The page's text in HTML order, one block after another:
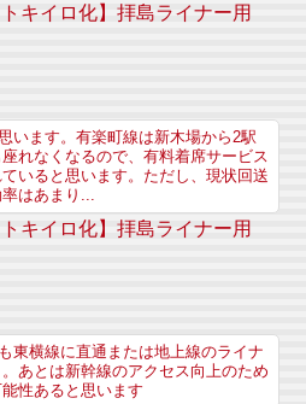
キイロ化】拝島ライナー用
います。有楽町線は新木場から2駅
れなくなるので、有料着席サービス
いると思います。ただし、現状回送
はあまり...
キイロ化】拝島ライナー用
東横線に直通または地上線のライナ
あとは新幹線のアクセス向上のため
性あると思います